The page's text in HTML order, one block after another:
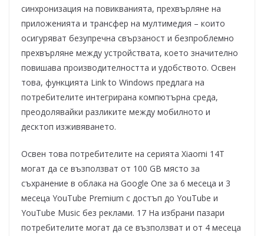
синхронизация на повикванията, прехвърляне на
приложенията и трансфер на мултимедия – които
осигуряват безупречна свързаност и безпроблемно
прехвърляне между устройствата, което значително
повишава производителността и удобството. Освен
това, функцията Link to Windows предлага на
потребителите интегрирана компютърна среда,
преодолявайки разликите между мобилното и
десктоп изживяването.
Освен това потребителите на серията Xiaomi 14T
могат да се възползват от 100 GB място за
съхранение в облака на Google One за 6 месеца и 3
месеца YouTube Premium с достъп до YouTube и
YouTube Music без реклами. 17 На избрани пазари
потребителите могат да се възползват и от 4 месеца